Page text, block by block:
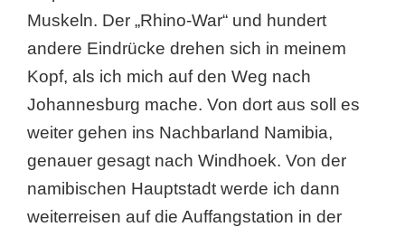
Muskeln. Der „Rhino-War“ und hundert
andere Eindrücke drehen sich in meinem
Kopf, als ich mich auf den Weg nach
Johannesburg mache. Von dort aus soll es
weiter gehen ins Nachbarland Namibia,
genauer gesagt nach Windhoek. Von der
namibischen Hauptstadt werde ich dann
weiterreisen auf die Auffangstation in der